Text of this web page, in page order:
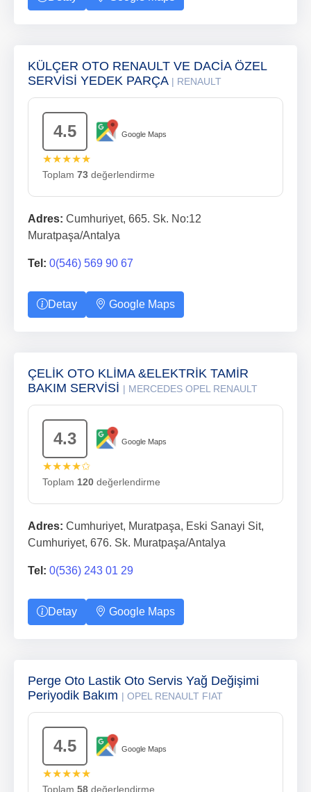
KÜLÇER OTO RENAULT VE DACİA ÖZEL
SERVİSİ YEDEK PARÇA | RENAULT
4.5 Google Maps
★★★★★
Toplam 73 değerlendirme
Adres: Cumhuriyet, 665. Sk. No:12
Muratpaşa/Antalya
Tel: 0(546) 569 90 67
Detay Google Maps
ÇELİK OTO KLİMA &ELEKTRİK TAMİR
BAKIM SERVİSİ | MERCEDES OPEL RENAULT
4.3 Google Maps
★★★★✩
Toplam 120 değerlendirme
Adres: Cumhuriyet, Muratpaşa, Eski Sanayi Sit,
Cumhuriyet, 676. Sk. Muratpaşa/Antalya
Tel: 0(536) 243 01 29
Detay Google Maps
Perge Oto Lastik Oto Servis Yağ Değişimi
Periyodik Bakım | OPEL RENAULT FIAT
4.5 Google Maps
★★★★★
Toplam 58 değerlendirme